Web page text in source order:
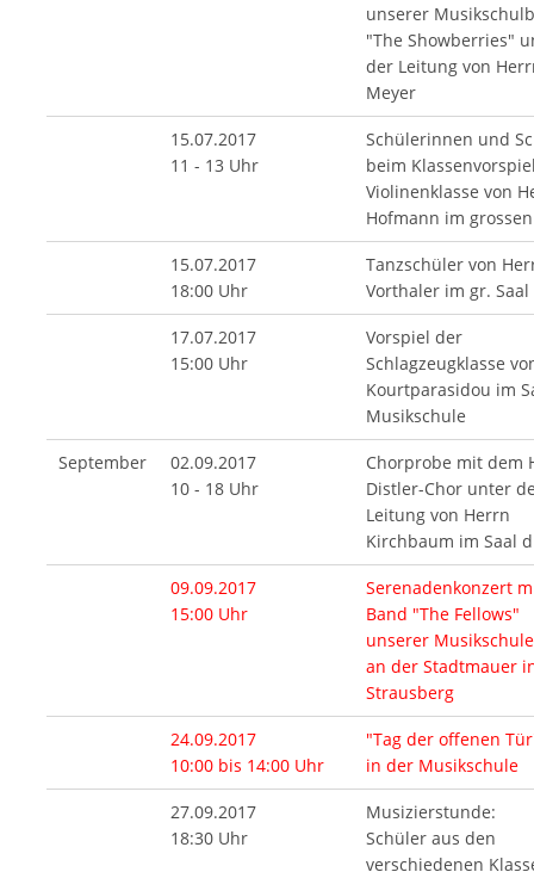
unserer
"The Showberries"
der Leitung von
Meyer
15.07.2017
11 - 13 Uhr
Schülerinnen und
beim
Violinenklasse von
Hofmann im
15.07.2017
18:00 Uhr
Tanzschüler von
Vorthaler im gr. Saal
17.07.2017
15:00 Uhr
Vorspiel der
Schlagzeugklasse
Kourtparasidou im
Musikschule
September
02.09.2017
10 - 18 Uhr
Chorprobe mit dem
Distler-Chor unter
Leitung von Herrn
Kirchbaum im Saal
09.09.2017
15:00 Uhr
Serenadenkonzert
Band "The Fellows"
unserer Musikschule
an der Stadtmauer
Strausberg
24.09.2017
10:00 bis 14:00 Uhr
"Tag der offenen
in der Musikschule
27.09.2017
18:30 Uhr
Musizierstunde:
Schüler aus den
verschiedenen